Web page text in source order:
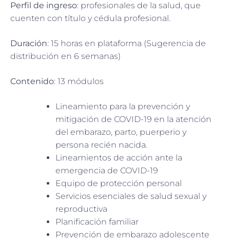
Perfil de ingreso: profesionales de la salud, que
cuenten con título y cédula profesional.
Duración: 15 horas en plataforma (Sugerencia de
distribución en 6 semanas)
Contenido: 13 módulos
Lineamiento para la prevención y
mitigación de COVID-19 en la atención
del embarazo, parto, puerperio y
persona recién nacida.
Lineamientos de acción ante la
emergencia de COVID-19
Equipo de protección personal
Servicios esenciales de salud sexual y
reproductiva
Planificación familiar
Prevención de embarazo adolescente